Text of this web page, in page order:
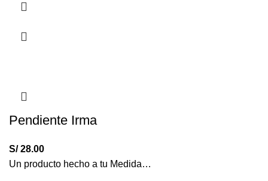
Pendiente Irma
S/28.00
Un producto hecho a tu Medida…